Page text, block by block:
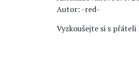
Autor: -red-
Vyzkoušejte si s přáteli